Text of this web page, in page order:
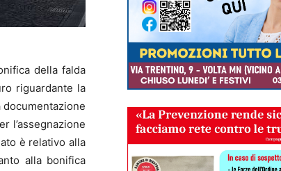
della falda
riguardante la
documentazione
l’assegnazione
è relativo alla
alla bonifica